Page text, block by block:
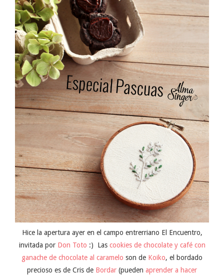
Hice la apertura ayer en el campo entrerriano El Encuentro,
invitada por Don Toto :) Las cookies de chocolate y café con
ganache de chocolate al caramelo son de Koiko, el bordado
precioso es de Cris de Bordar (pueden aprender a hacer